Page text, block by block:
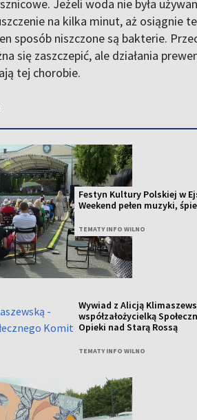
Jeżeli woda nie była
na kilka minut, aż osiągnie
sposób niszczone są bakterie.
się zaszczepić, ale działania
tej chorobie.
Festyn Kultury Polskiej w
Weekend pełen muzyki,
TEMATY INFO WILNO
Wywiad z Alicją
współzałożycielką
Opieki nad Starą Rossą
TEMATY INFO WILNO